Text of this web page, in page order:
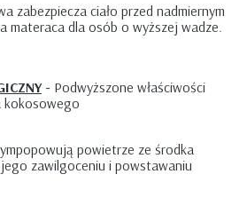
zabezpiecza ciało przed nadmiernym
materaca dla osób o wyższej wadze.
- Podwyższone właściwości
kokosowego
powietrze ze środka
zawilgoceniu i powstawaniu